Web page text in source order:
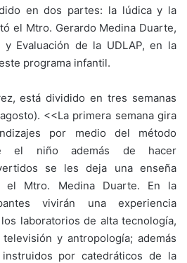
en dos partes: la lúdica y la
el Mtro. Gerardo Medina Duarte,
Evaluación de la UDLAP, en la
programa infantil.
está dividido en tres semanas
<<La primera semana gira
por medio del método
el niño además de hacer
se les deja una enseña
el Mtro. Medina Duarte. En la
vivirán una experiencia
laboratorios de alta tecnología,
y antropología; además
por catedráticos de la